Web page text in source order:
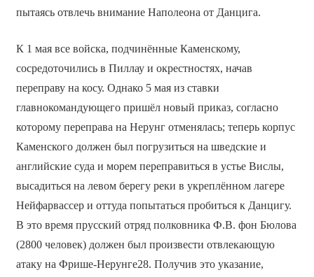
пытаясь отвлечь внимание Наполеона от Данцига.
К 1 мая все войска, подчинённые Каменскому,
сосредоточились в Пиллау и окрестностях, начав
переправу на косу. Однако 5 мая из ставки
главнокомандующего пришёл новый приказ, согласно
которому переправа на Нерунг отменялась; теперь корпус
Каменского должен был погрузиться на шведские и
английские суда и морем переправиться в устье Вислы,
высадиться на левом берегу реки в укреплённом лагере
Нейфарвассер и оттуда попытаться пробиться к Данцигу.
В это время прусский отряд полковника Ф.В. фон Бюлова
(2800 человек) должен был произвести отвлекающую
атаку на Фрише-Нерунге28. Получив это указание,